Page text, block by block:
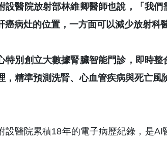
設醫院放射部林維卿醫師也說，「我
癌病灶的位置，一方面可以減少放射科
特別創立大數據腎臟智能門診，即時
，精準預測洗腎、心血管疾病與死亡
設醫院累積18年的電子病歷紀錄，是